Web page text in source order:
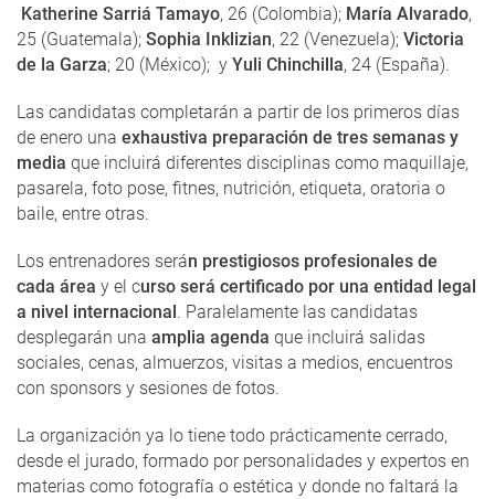
Katherine Sarriá Tamayo, 26 (Colombia); María Alvarado,
25 (Guatemala); Sophia Inklizian, 22 (Venezuela); Victoria
de la Garza; 20 (México); y Yuli Chinchilla, 24 (España).
Las candidatas completarán a partir de los primeros días
de enero una exhaustiva preparación de tres semanas y
media que incluirá diferentes disciplinas como maquillaje,
pasarela, foto pose, fitnes, nutrición, etiqueta, oratoria o
baile, entre otras.
Los entrenadores serán prestigiosos profesionales de
cada área y el curso será certificado por una entidad legal
a nivel internacional. Paralelamente las candidatas
desplegarán una amplia agenda que incluirá salidas
sociales, cenas, almuerzos, visitas a medios, encuentros
con sponsors y sesiones de fotos.
La organización ya lo tiene todo prácticamente cerrado,
desde el jurado, formado por personalidades y expertos en
materias como fotografía o estética y donde no faltará la